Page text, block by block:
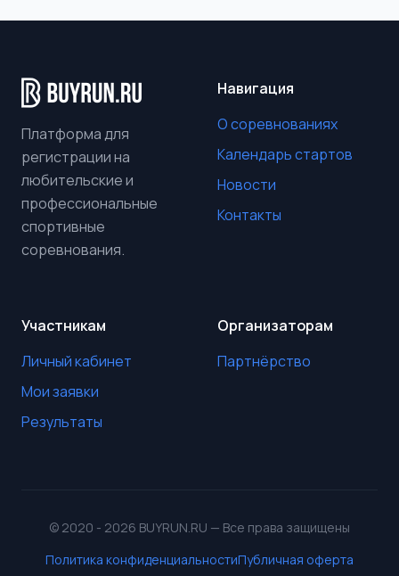
Платформа для
регистрации на
любительские и
профессиональные
спортивные
соревнования.
Навигация
О соревнованиях
Календарь стартов
Новости
Контакты
Участникам
Личный кабинет
Мои заявки
Результаты
Организаторам
Партнёрство
© 2020 - 2026 BUYRUN.RU — Все права защищены
Политика конфиденциальностиПубличная оферта